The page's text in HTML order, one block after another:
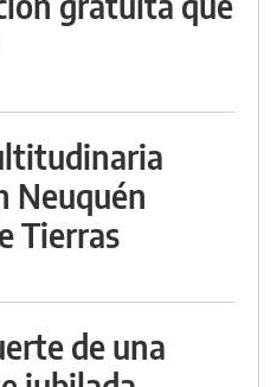
Neuquén
Tierras
de una